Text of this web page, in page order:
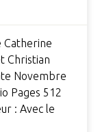
Catherine
Christian
Novembre
Pages 512
: Avec le